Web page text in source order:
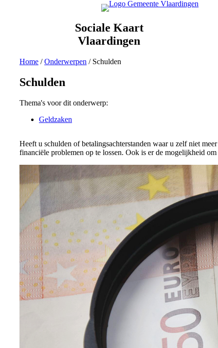
Sociale Kaart
Vlaardingen
Home /Onderwerpen / Schulden
Schulden
Thema's voor dit onderwerp:
Geldzaken
Heeft u schulden of betalingsachterstanden waar u zelf niet
financiële problemen op te lossen. Ook is er de mogelijkheid